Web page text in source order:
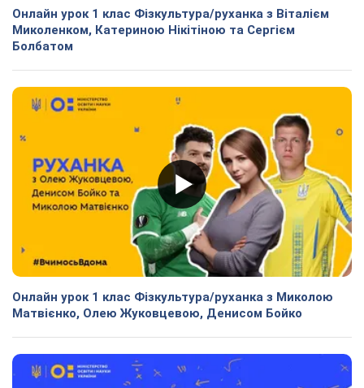
Онлайн урок 1 клас Фізкультура/руханка з Віталієм
Миколенком, Катериною Нікітіною та Сергієм
Болбатом
Онлайн урок 1 клас Фізкультура/руханка з Миколою
Матвієнко, Олею Жуковцевою, Денисом Бойко